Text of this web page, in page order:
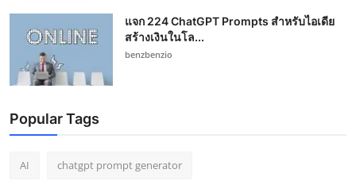
แจก 224 ChatGPT Prompts สำหรับไอเดีย
สร้างเงินในโล...
benzbenzio
Popular Tags
AI chatgpt prompt generator